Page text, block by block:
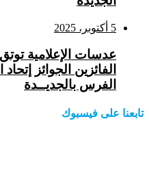
5 أكتوبر، 2025
عدسات الإعلامية
الفائزين الجوائز
الفرس بالجديــدة
تابعنا على فيسبوك